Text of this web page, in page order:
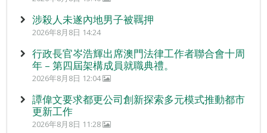
涉殺人未遂內地男子被羈押
2026年8月8日 14:24
行政長官岑浩輝出席澳門法律工作者聯合會十周
年 – 第四屆架構成員就職典禮。
2026年8月8日 12:04
譚偉文要求都更公司創新探索多元模式推動都市
更新工作
2026年8月8日 11:28